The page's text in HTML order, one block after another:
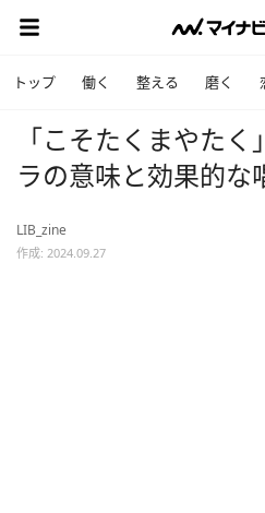
トップ 働く 整える 磨く
「こそたくまやた
ラの意味と効果的な
LIB_zine
作成: 2024.09.27